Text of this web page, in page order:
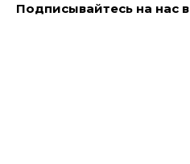
Подписывайтесь на наc в